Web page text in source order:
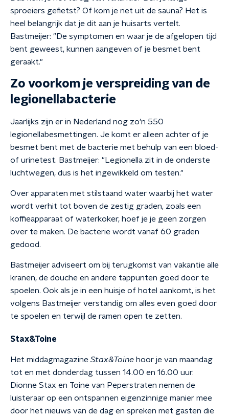
sproeiers gefietst? Of kom je net uit de sauna? Het is
heel belangrijk dat je dit aan je huisarts vertelt.
Bastmeijer: "De symptomen en waar je de afgelopen tijd
bent geweest, kunnen aangeven of je besmet bent
geraakt."
Zo voorkom je verspreiding van de
legionellabacterie
Jaarlijks zijn er in Nederland nog zo'n 550
legionellabesmettingen. Je komt er alleen achter of je
besmet bent met de bacterie met behulp van een bloed-
of urinetest. Bastmeijer: "Legionella zit in de onderste
luchtwegen, dus is het ingewikkeld om testen."
Over apparaten met stilstaand water waarbij het water
wordt verhit tot boven de zestig graden, zoals een
koffieapparaat of waterkoker, hoef je je geen zorgen
over te maken. De bacterie wordt vanaf 60 graden
gedood.
Bastmeijer adviseert om bij terugkomst van vakantie alle
kranen, de douche en andere tappunten goed door te
spoelen. Ook als je in een huisje of hotel aankomt, is het
volgens Bastmeijer verstandig om alles even goed door
te spoelen en terwijl de ramen open te zetten.
Stax&Toine
Het middagmagazine Stax&Toine hoor je van maandag
tot en met donderdag tussen 14.00 en 16.00 uur.
Dionne Stax en Toine van Peperstraten nemen de
luisteraar op een ontspannen eigenzinnige manier mee
door het nieuws van de dag en spreken met gasten die